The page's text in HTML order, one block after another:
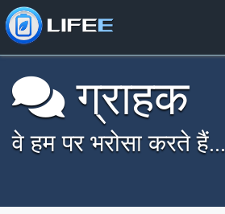
ग्राहक
वे हम पर भरोसा करते हैं...